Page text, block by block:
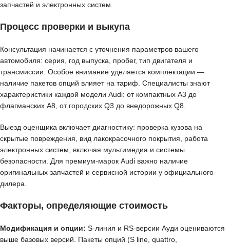
запчастей и электронных систем.
Процесс проверки и выкупа
Консультация начинается с уточнения параметров вашего
автомобиля: серия, год выпуска, пробег, тип двигателя и
трансмиссии. Особое внимание уделяется комплектации —
наличие пакетов опций влияет на тариф. Специалисты знают
характеристики каждой модели Audi: от компактных A3 до
флагманских A8, от городских Q3 до внедорожных Q8.
Выезд оценщика включает диагностику: проверка кузова на
скрытые повреждения, вид лакокрасочного покрытия, работа
электронных систем, включая мультимедиа и системы
безопасности. Для премиум-марок Audi важно наличие
оригинальных запчастей и сервисной истории у официального
дилера.
Факторы, определяющие стоимость
Модификация и опции: S-линия и RS-версии Ауди оцениваются
выше базовых версий. Пакеты опций (S line, quattro,